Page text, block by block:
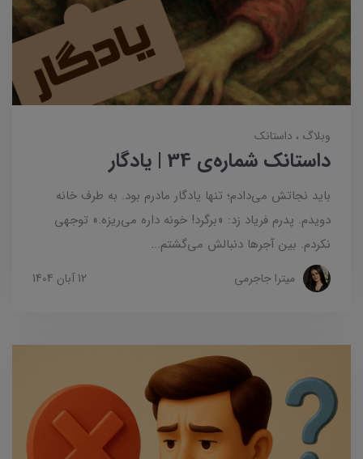
وبلاگ داستانک‌
داستانک شماره‌ی 34 | یادگار
باید نجاتش می‌دادم؛ تنها یادگار مادرم بود. به طرف خانه‌‌
دویدم. پدرم فریاد زد: «برگرد! خونه داره می‌ریزه.» توجهی
نکردم. بین آجرها دنبالش می‌گشتم...
میترا جاجرمی 12 آبان 1404